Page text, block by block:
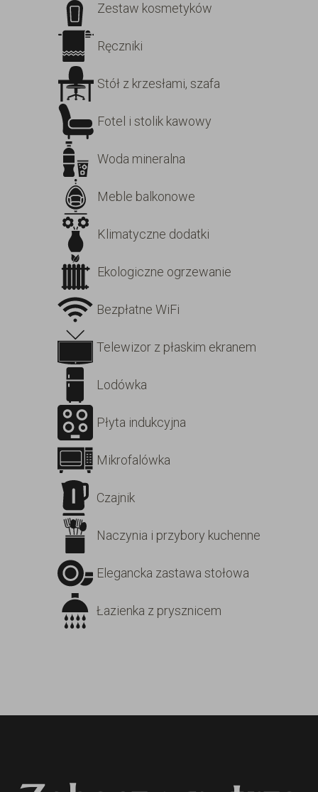
Bezpłatne WiFi
Telewizor z płaskim ekranem
Lodówka
Płyta indukcyjna
Mikrofalówka
Czajnik
Naczynia i przybory kuchenne
Elegancka zastawa stołowa
Łazienka z prysznicem
Zestaw kosmetyków
Ręczniki
Stół z krzesłami, szafa
Fotel i stolik kawowy
Woda mineralna
Meble balkonowe
Klimatyczne dodatki
Ekologiczne ogrzewanie